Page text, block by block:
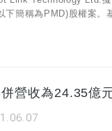
下簡稱為PMD)股權案。
營收為24.35億